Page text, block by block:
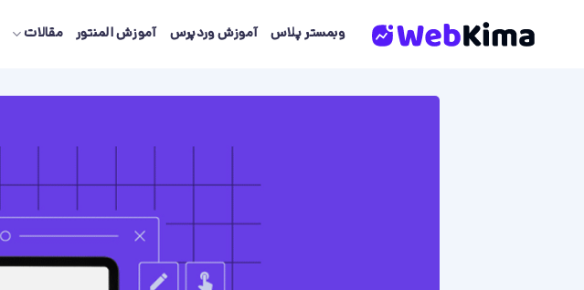
وبمستر پلاس آموزش وردپرس آموزش المنتور مقالات